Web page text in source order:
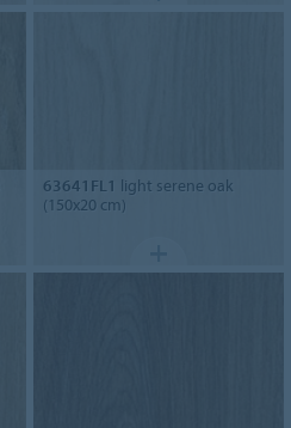
63641FL1 light serene oak
(150x20 cm)